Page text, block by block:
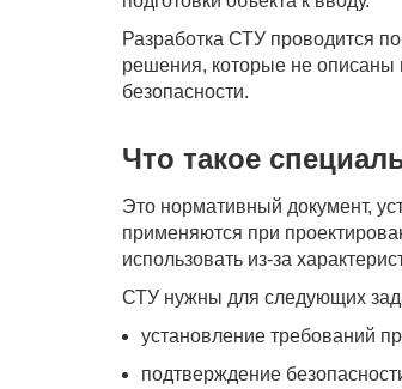
Разработка СТУ проводится
решения, которые не описаны
безопасности.
Что такое
Это нормативный документ,
применяются при
использовать из-за
СТУ нужны для следующих
установление требований
подтверждение